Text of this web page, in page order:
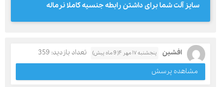
سایز آلت شما برای داشتن رابطه جنسیه کاملا نرماله
افشین پنجشنبه ۱۷ مهر ۴( 9 ماه پیش)
تعداد بازدید: 359
مشاهده پرسش